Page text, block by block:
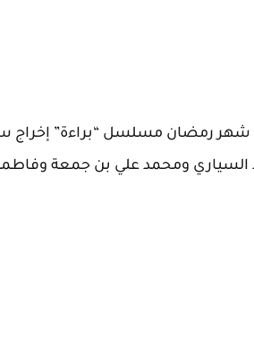
شهر رمضان مسلسل “براءة” إخراج
السياري ومحمد علي بن جمعة